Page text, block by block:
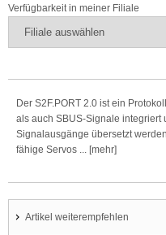
Verfügbarkeit in meiner Filiale
Der S2F.PORT 2.0 ist ein
als auch SBUS-Signale integriert
Signalausgänge übersetzt
fähige Servos ... [mehr]
Artikel weiterempfehlen